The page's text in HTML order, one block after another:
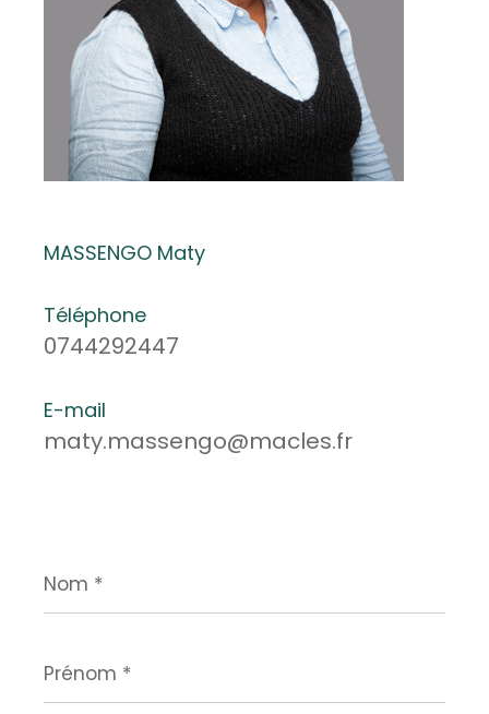
MASSENGO Maty
Téléphone
0744292447
E-mail
maty.massengo@macles.fr
*
*